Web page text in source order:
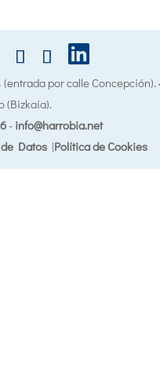
(entrada por calle
(Bizkaia).
- info@harrobia.net
Datos|Política de Cookies